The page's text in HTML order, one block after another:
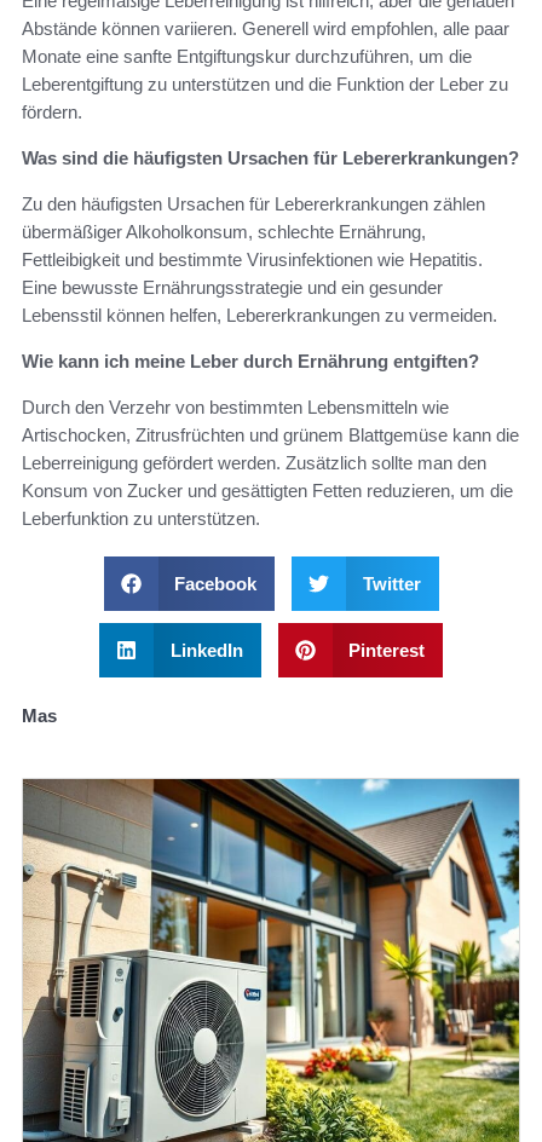
Abstände können variieren. Generell wird empfohlen, alle paar
Monate eine sanfte Entgiftungskur durchzuführen, um die
Leberentgiftung zu unterstützen und die Funktion der Leber zu
fördern.
Was sind die häufigsten Ursachen für Lebererkrankungen?
Zu den häufigsten Ursachen für Lebererkrankungen zählen
übermäßiger Alkoholkonsum, schlechte Ernährung,
Fettleibigkeit und bestimmte Virusinfektionen wie Hepatitis.
Eine bewusste Ernährungsstrategie und ein gesunder
Lebensstil können helfen, Lebererkrankungen zu vermeiden.
Wie kann ich meine Leber durch Ernährung entgiften?
Durch den Verzehr von bestimmten Lebensmitteln wie
Artischocken, Zitrusfrüchten und grünem Blattgemüse kann die
Leberreinigung gefördert werden. Zusätzlich sollte man den
Konsum von Zucker und gesättigten Fetten reduzieren, um die
Leberfunktion zu unterstützen.
Facebook Twitter
LinkedIn Pinterest
Mas